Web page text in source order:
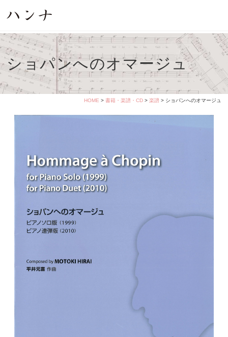
ショパンへのオマージュ
HOME > 書籍・楽譜・CD> 楽譜> ショパンへのオマージュ